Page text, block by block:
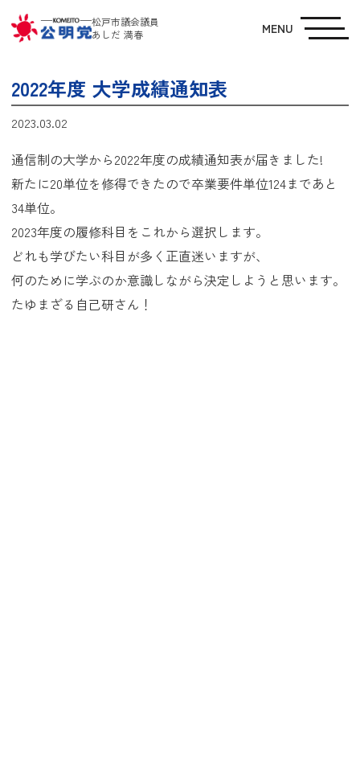
松戸市議会議員
あしだ 満春
MENU
2022年度 大学成績通知表
2023.03.02
通信制の大学から2022年度の成績通知表が届きました!
新たに20単位を修得できたので卒業要件単位124まであと
34単位。
2023年度の履修科目をこれから選択します。
どれも学びたい科目が多く正直迷いますが、
何のために学ぶのか意識しながら決定しようと思います。
たゆまざる自己研さん！